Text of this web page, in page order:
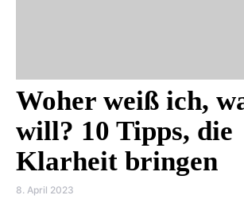
Woher weiß ich,
will? 10 Tipps, die
Klarheit bringen
8. April 2023